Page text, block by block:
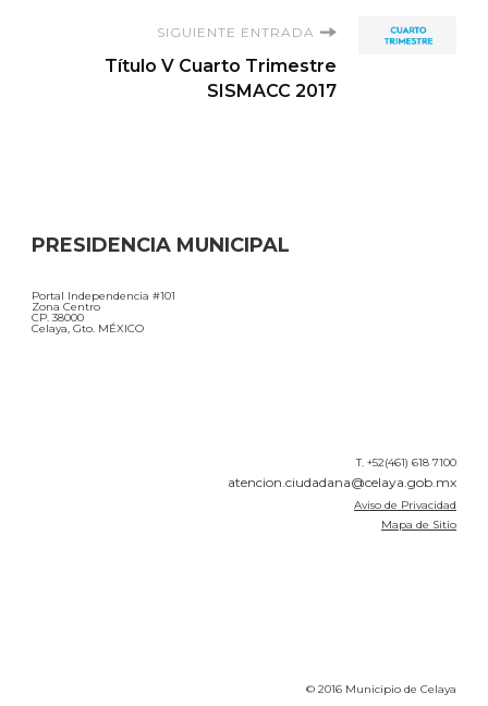
entradasSIGUIENTE ENTRADA
Título V Cuarto Trimestre
SISMACC 2017
PRESIDENCIA MUNICIPAL
Portal Independencia #101
Zona Centro
CP. 38000
Celaya, Gto. MÉXICO
T. +52(461) 618 7100
atencion.ciudadana@celaya.gob.mx
Aviso de Privacidad
Mapa de Sitio
© 2016 Municipio de Celaya